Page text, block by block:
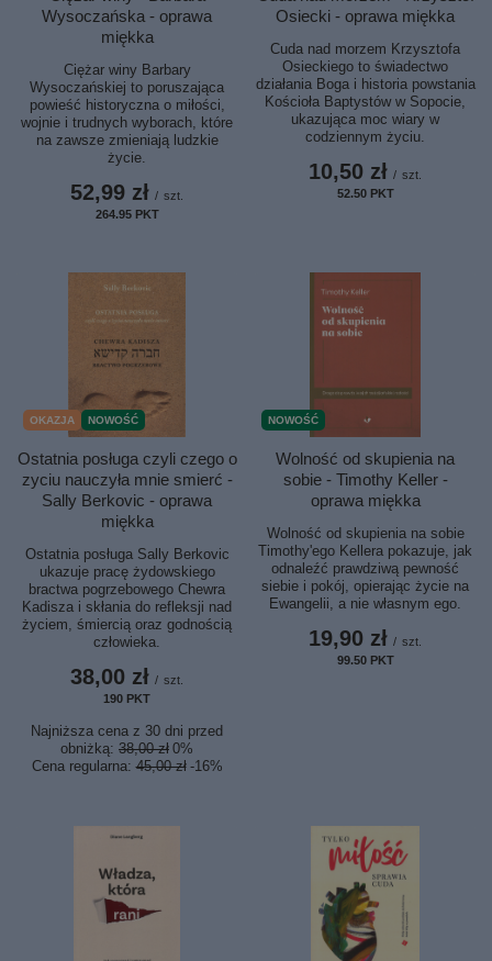
Wysoczańska - oprawa
miękka
Ciężar winy Barbary
Wysoczańskiej to poruszająca
powieść historyczna o miłości,
wojnie i trudnych wyborach, które
na zawsze zmieniają ludzkie
życie.
52,99 zł / szt.
264.95PKTpunktów
Osiecki - oprawa miękka
Cuda nad morzem Krzysztofa
Osieckiego to świadectwo
działania Boga i historia powstania
Kościoła Baptystów w Sopocie,
ukazująca moc wiary w
codziennym życiu.
10,50 zł / szt.
52.50PKTpunktów
OKAZJA NOWOŚĆ
Ostatnia posługa czyli czego o
zyciu nauczyła mnie smierć -
Sally Berkovic - oprawa
miękka
Ostatnia posługa Sally Berkovic
ukazuje pracę żydowskiego
bractwa pogrzebowego Chewra
Kadisza i skłania do refleksji nad
życiem, śmiercią oraz godnością
człowieka.
38,00 zł / szt.
190 PKT
Najniższa cena z 30 dni przed
obniżką: 38,00 zł 0%
Cena regularna:45,00 zł -16%
NOWOŚĆ
Wolność od skupienia na
sobie - Timothy Keller -
oprawa miękka
Wolność od skupienia na sobie
Timothy'ego Kellera pokazuje, jak
odnaleźć prawdziwą pewność
siebie i pokój, opierając życie na
Ewangelii, a nie własnym ego.
19,90 zł / szt.
99.50PKTpunktów